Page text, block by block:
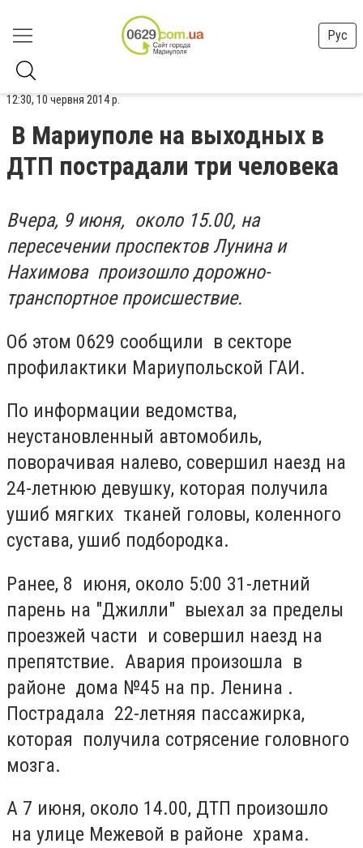
Рус
12:30, 10 червня 2014 р.
В Мариуполе на выходных в
ДТП пострадали три человека
Вчера, 9 июня, около 15.00, на
пересечении проспектов Лунина и
Нахимова произошло дорожно-
транспортное происшествие.
Об этом 0629 сообщили в секторе
профилактики Мариупольской ГАИ.
По информации ведомства,
неустановленный автомобиль,
поворачивая налево, совершил наезд на
24-летнюю девушку, которая получила
ушиб мягких тканей головы, коленного
сустава, ушиб подбородка.
Ранее, 8 июня, около 5:00 31-летний
парень на "Джилли" выехал за пределы
проезжей части и совершил наезд на
препятствие. Авария произошла в
районе дома №45 на пр. Ленина .
Пострадала 22-летняя пассажирка,
которая получила сотрясение головного
мозга.
А 7 июня, около 14.00, ДТП произошло
на улице Межевой в районе храма.